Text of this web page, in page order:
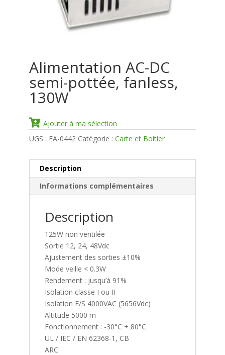
Alimentation AC-DC
semi-pottée, fanless,
130W
Ajouter à ma sélection
UGS : EA-0442 Catégorie : Carte et Boitier
Description
Informations complémentaires
Description
125W non ventilée
Sortie 12, 24, 48Vdc
Ajustement des sorties ±10%
Mode veille < 0.3W
Rendement : jusqu’à 91%
Isolation classe I ou II
Isolation E/S 4000VAC (5656Vdc)
Altitude 5000 m
Fonctionnement : -30°C + 80°C
UL / IEC / EN 62368-1, CB
ARC